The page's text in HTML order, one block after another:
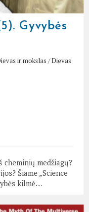
Gyvybės
ir mokslas /Dievas
medžiagų?
Šiame „Science
kilmė…